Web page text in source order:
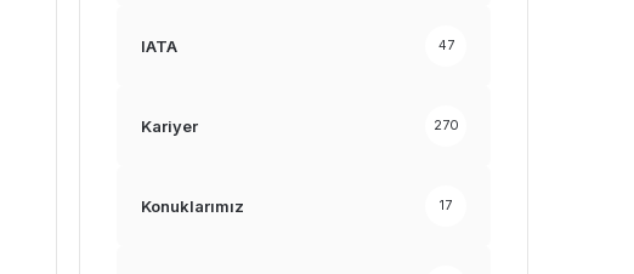
IATA 47
Kariyer 270
Konuklarımız 17